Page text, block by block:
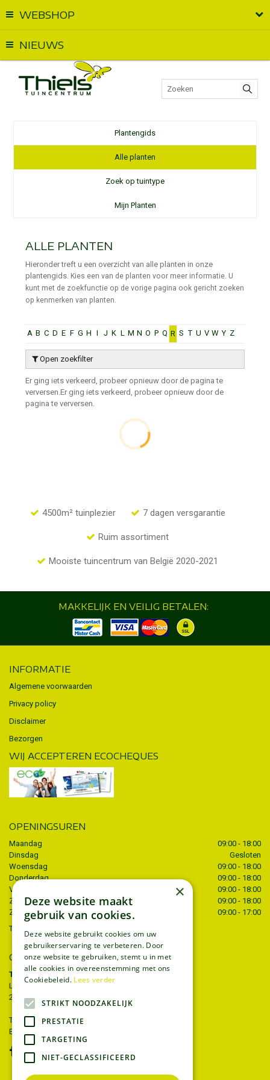
WEBSHOP
NIEUWS
Plantengids
Alle planten
Zoek op tuintype
Mijn Planten
ALLE PLANTEN
Hieronder treft u een overzicht van alle planten in onze
plantengids. Kies een van de planten voor meer informatie. U
kunt met de zoekfunctie op de vorige pagina ook gericht zoeken
op kenmerken van planten.
A B C D E F G H I J K L M N O P Q R S T U V W Y Z
Open zoekfilter
Er ging iets verkeerd, probeer opnieuw door de pagina te
verversen.Er ging iets verkeerd, probeer opnieuw door de
pagina te verversen.
4500m² tuinplezier 7 dagen versgarantie
Ruim assortiment
Mooiste tuincentrum van België 2020-2021
MAKKELIJK EN VEILIG BETALEN:
INFORMATIE
Algemene voorwaarden
Privacy policy
Disclaimer
Bezorgen
WIJ ACCEPTEREN ECOCHEQUES
OPENINGSUREN
Maandag
09:00 - 18:00
Dinsdag
Gesloten
Woensdag
09:00 - 18:00
Donderdag
09:00 - 18:00
Vrijdag
09:00 - 18:00
Zaterdag
09:00 - 18:00
Zondag
09:00 - 17:00
Toon alle openingstijden
CONTACT
Tuincentrum Thiels
Liersesteenweg 68
2221 Heist-op-den-berg
T.
015 22 27 52
E.
×
Deze website maakt
gebruik van cookies.
Deze website gebruikt cookies om uw
gebruikerservaring te verbeteren. Door
onze website te gebruiken, stemt u in met
alle cookies in overeenstemming met ons
Cookiebeleid. Lees verder
STRIKT NOODZAKELIJK
PRESTATIE
TARGETING
NIET-GECLASSIFICEERD